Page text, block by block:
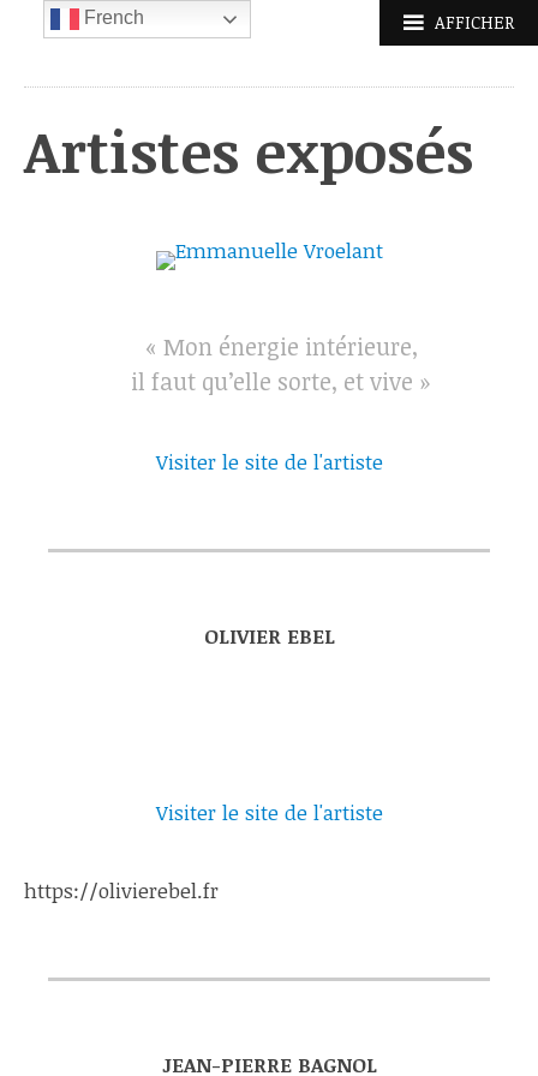
principal
AFFICHER
Artistes exposés
« Mon énergie intérieure,
il faut qu’elle sorte, et vive »
Visiter le site de l'artiste
OLIVIER EBEL
Visiter le site de l'artiste
https://olivierebel.fr
JEAN-PIERRE BAGNOL
French